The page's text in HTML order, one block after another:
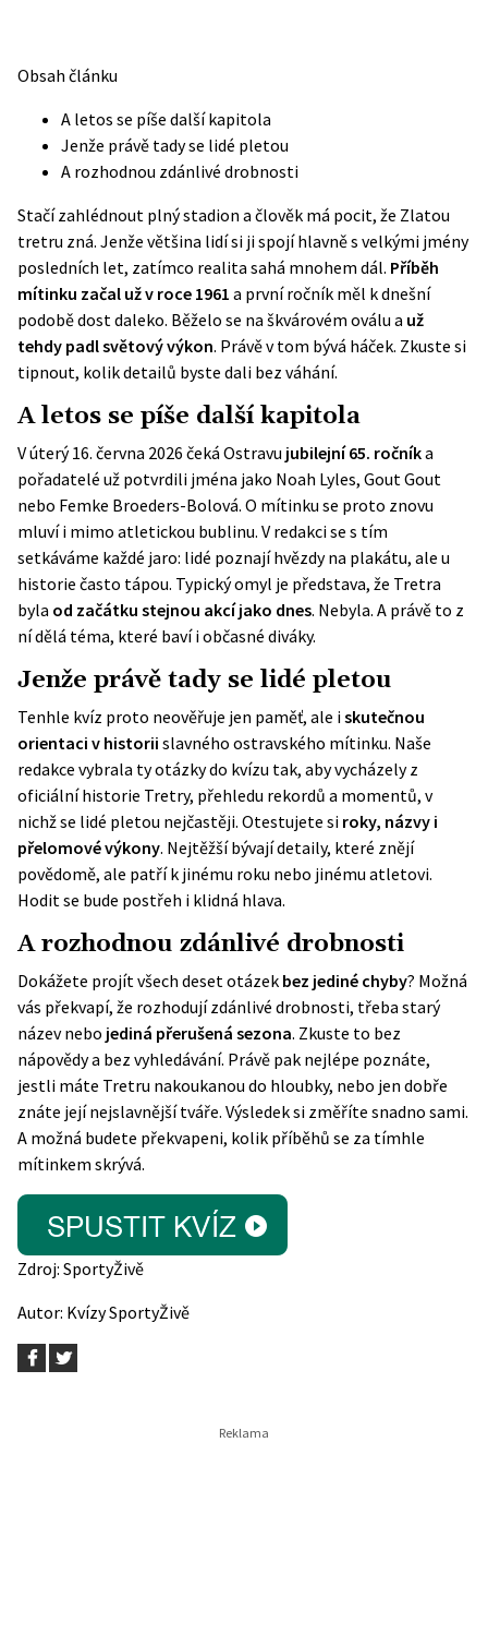
Obsah článku
A letos se píše další kapitola
Jenže právě tady se lidé pletou
A rozhodnou zdánlivé drobnosti
Stačí zahlédnout plný stadion a člověk má pocit, že Zlatou
tretru zná. Jenže většina lidí si ji spojí hlavně s velkými jmény
posledních let, zatímco realita sahá mnohem dál. Příběh
mítinku začal už v roce 1961 a první ročník měl k dnešní
podobě dost daleko. Běželo se na škvárovém oválu a už
tehdy padl světový výkon. Právě v tom bývá háček. Zkuste si
tipnout, kolik detailů byste dali bez váhání.
A letos se píše další kapitola
V úterý 16. června 2026 čeká Ostravu jubilejní 65. ročníka
pořadatelé už potvrdili jména jako Noah Lyles, Gout Gout
nebo Femke Broeders-Bolová. O mítinku se proto znovu
mluví i mimo atletickou bublinu. V redakci se s tím
setkáváme každé jaro: lidé poznají hvězdy na plakátu, ale u
historie často tápou. Typický omyl je představa, že Tretra
byla od začátku stejnou akcí jako dnes. Nebyla. A právě to z
ní dělá téma, které baví i občasné diváky.
Jenže právě tady se lidé pletou
Tenhle kvíz proto neověřuje jen paměť, ale iskutečnou
orientaci v historii slavného ostravského mítinku. Naše
redakce vybrala ty otázky do kvízu tak, aby vycházely z
oficiální historie Tretry, přehledu rekordů a momentů, v
nichž se lidé pletou nejčastěji. Otestujete si roky, názvy i
přelomové výkony. Nejtěžší bývají detaily, které znějí
povědomě, ale patří k jinému roku nebo jinému atletovi.
Hodit se bude postřeh i klidná hlava.
A rozhodnou zdánlivé drobnosti
Dokážete projít všech deset otázek bez jediné chyby? Možná
vás překvapí, že rozhodují zdánlivé drobnosti, třeba starý
název nebo jediná přerušená sezona. Zkuste to bez
nápovědy a bez vyhledávání. Právě pak nejlépe poznáte,
jestli máte Tretru nakoukanou do hloubky, nebo jen dobře
znáte její nejslavnější tváře. Výsledek si změříte snadno sami.
A možná budete překvapeni, kolik příběhů se za tímhle
mítinkem skrývá.
Zdroj: SportyŽivě
Autor: Kvízy SportyŽivě